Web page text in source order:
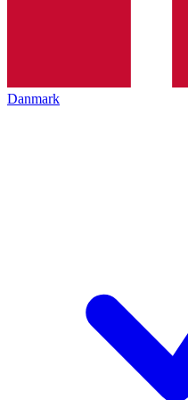
Danmark